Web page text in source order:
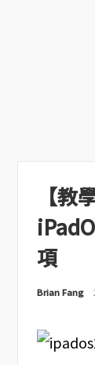
【教
項
Brian Fang